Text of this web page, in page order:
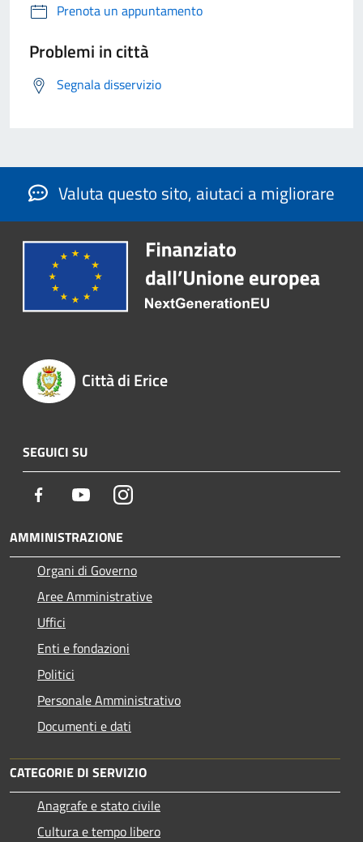
Prenota un appuntamento
Problemi in città
Segnala disservizio
Valuta questo sito, aiutaci a migliorare
Città di Erice
SEGUICI SU
Facebook YoutubeInstagram
AMMINISTRAZIONE
Organi di Governo
Aree Amministrative
Uffici
Enti e fondazioni
Politici
Personale Amministrativo
Documenti e dati
CATEGORIE DI SERVIZIO
Anagrafe e stato civile
Cultura e tempo libero